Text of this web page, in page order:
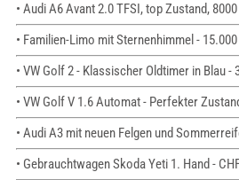
• Audi A6 Avant 2.0 TFSI, top Zustand,
• Familien-Limo mit Sternenhimmel - 15.000
• VW Golf 2 - Klassischer Oldtimer in Blau -
• VW Golf V 1.6 Automat - Perfekter
• Audi A3 mit neuen Felgen und
• Gebrauchtwagen Skoda Yeti 1. Hand -